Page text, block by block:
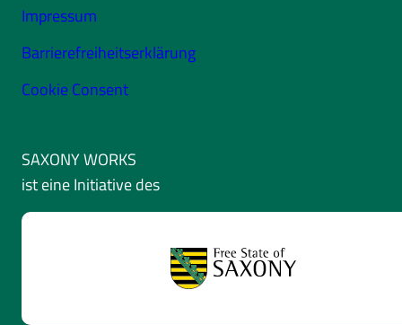
Impressum
Barrierefreiheitserklärung
Cookie Consent
SAXONY WORKS
ist eine Initiative des